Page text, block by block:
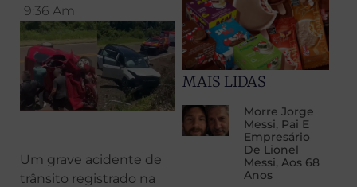
9:36 Am
Um grave acidente de
trânsito registrado na
MAIS LIDAS
Morre Jorge
Messi, Pai E
Empresário
De Lionel
Messi, Aos 68
Anos